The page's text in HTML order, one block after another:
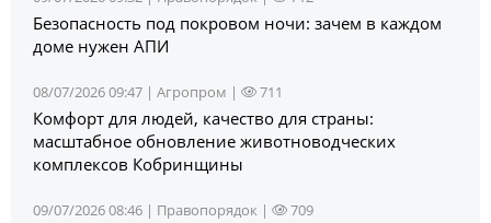
Безопасность под покровом ночи: зачем в каждом
доме нужен АПИ
08/07/2026 09:47 | Агропром | 711
Комфорт для людей, качество для страны:
масштабное обновление животноводческих
комплексов Кобринщины
09/07/2026 08:46 | Правопорядок | 709